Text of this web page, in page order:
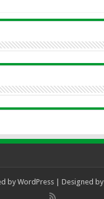
by WordPress| Designed by